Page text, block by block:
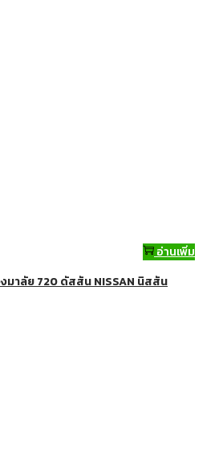
อ่านเพิ่ม
มาลัย 720 ดัสสัน NISSAN นิสสัน